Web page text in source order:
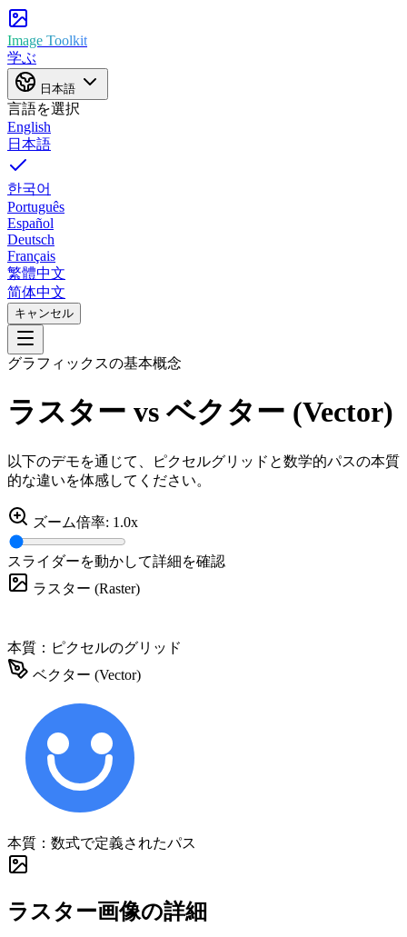
Image Toolkit
学ぶ
日本語
言語を選択
English
日本語
한국어
Português
Español
Deutsch
Français
繁體中文
简体中文
キャンセル
グラフィックスの基本概念
ラスター vs ベクター (Vector)
以下のデモを通じて、ピクセルグリッドと数学的パスの本質
的な違いを体感してください。
ズーム倍率: 1.0x
スライダーを動かして詳細を確認
ラスター (Raster)
本質：ピクセルのグリッド
ベクター (Vector)
本質：数式で定義されたパス
ラスター画像の詳細